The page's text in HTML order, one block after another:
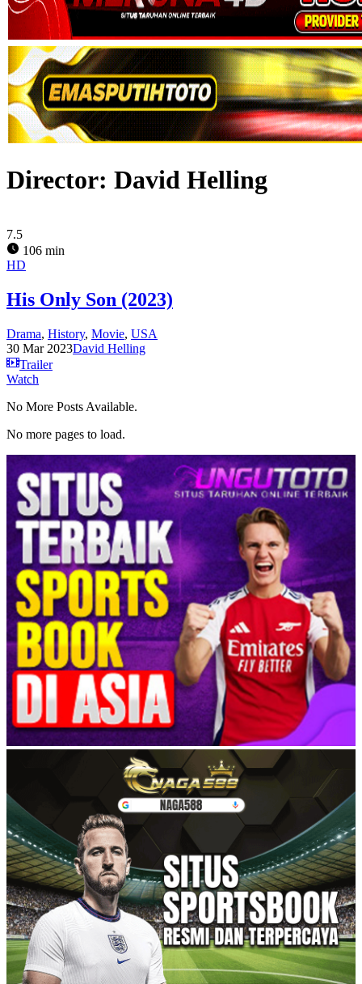
Director: David Helling
7.5
106 min
HD
His Only Son (2023)
Drama, History, Movie, USA
30 Mar 2023David Helling
Trailer
Watch
No More Posts Available.
No more pages to load.